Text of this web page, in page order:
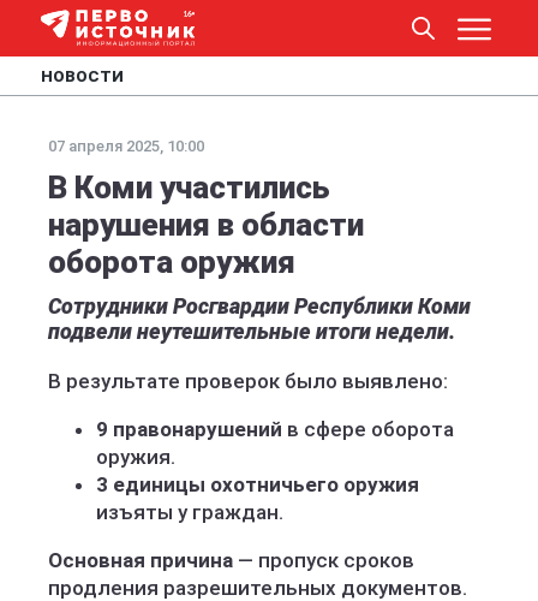
НОВОСТИ
07 апреля 2025, 10:00
В Коми участились
нарушения в области
оборота оружия
Сотрудники Росгвардии Республики Коми
подвели неутешительные итоги недели.
В результате проверок было выявлено:
9 правонарушений в сфере оборота
оружия.
3 единицы охотничьего оружия
изъяты у граждан.
Основная причина — пропуск сроков
продления разрешительных документов.